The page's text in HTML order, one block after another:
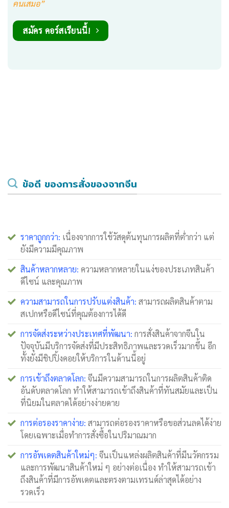
คนเสมอ”
สมัคร คอร์สเรียนนี้!
ข้อดี ของการสั่งของจากจีน
ราคาถูกกว่า: เนื่องจากการใช้วัสดุต้นทุนการผลิตที่ต่ำกว่า แต่
ยังมีความมีคุณภาพ
สินค้าหลากหลาย: ความหลากหลายในแง่ของประเภทสินค้า
ดีไซน์ และคุณภาพ
ความสามารถในการปรับแต่งสินค้า: สามารถผลิตสินค้าตาม
สเปกหรือดีไซน์ที่คุณต้องการได้ดี
การจัดส่งระหว่างประเทศที่พัฒนา: การสั่งสินค้าจากจีนใน
ปัจจุบันมีบริการจัดส่งที่มีประสิทธิภาพและรวดเร็วมากขึ้น อีก
ทั้งยังมีชิปปิ้งคอยให้บริการในด้านนี้อยู่
การเข้าถึงตลาดโลก: จีนมีความสามารถในการผลิตสินค้าติด
อันดับตลาดโลก ทำให้สามารถเข้าถึงสินค้าที่ทันสมัยและเป็น
ที่นิยมในตลาดได้อย่างง่ายดาย
การต่อรองราคาง่าย: สามารถต่อรองราคาหรือขอส่วนลดได้ง่าย
โดยเฉพาะเมื่อทำการสั่งซื้อในปริมาณมาก
การอัพเดตสินค้าใหม่ๆ: จีนเป็นแหล่งผลิตสินค้าที่มีนวัตกรรม
และการพัฒนาสินค้าใหม่ ๆ อย่างต่อเนื่อง ทำให้สามารถเข้า
ถึงสินค้าที่มีการอัพเดตและตรงตามเทรนด์ล่าสุดได้อย่าง
รวดเร็ว